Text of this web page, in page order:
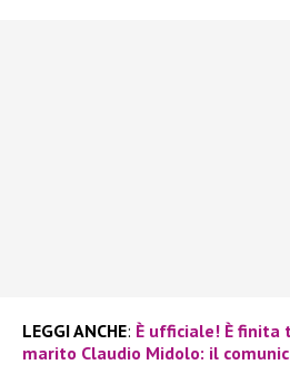
LEGGI ANCHE: È ufficiale! È finita
marito Claudio Midolo: il